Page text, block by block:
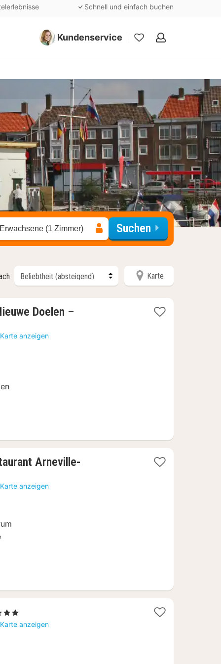
Schnell und einfach buchen
Kundenservice
Meine
(1 Zimmer) Suchen
Karte
Doelen –
anzeigen
Arneville-
anzeigen
Sterne
anzeigen